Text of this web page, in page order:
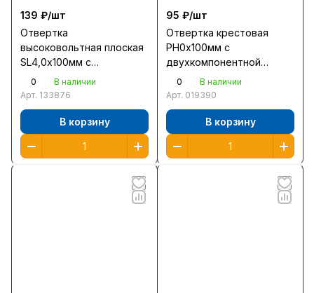
139 ₽/шт
Отвертка
высоковольтная плоская
SL4,0x100мм с
трехкомпонентной
рукояткой 25261-4,0-100
0
В наличии
Арт. 133876
В корзину
95 ₽/шт
Отвертка крестовая
PH0x100мм с
двухкомпонентной
рукояткой/2510-0-
10/25062-0-100 /12/
0
В наличии
Арт. 019390
В корзину